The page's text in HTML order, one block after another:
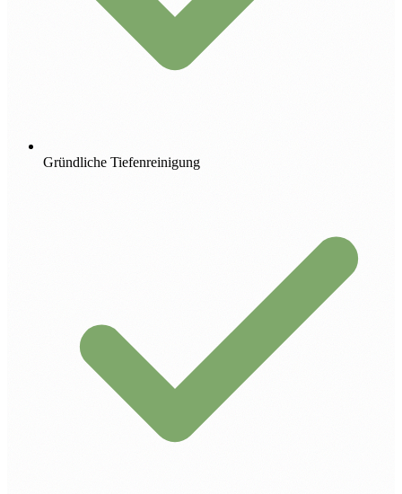
Gründliche Tiefenreinigung